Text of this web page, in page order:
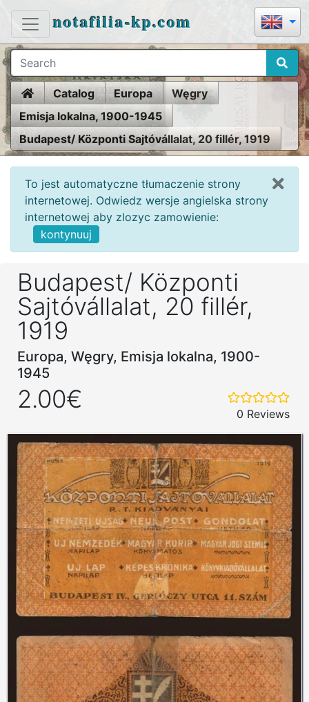
notafilia-kp.com
HomeCatalog Europa
Węgry
Emisja lokalna, 1900-1945
Budapest/ Központi Sajtóvállalat, 20 fillér, 1919
To jest automatyczne tłumaczenie strony
internetowej. Odwiedz wersje angielska strony
internetowej aby zlozyc zamowienie:
kontynuuj
Budapest/ Központi
Sajtóvállalat, 20 fillér,
1919
Europa, Węgry, Emisja lokalna, 1900-
1945
2.00€
0 Reviews